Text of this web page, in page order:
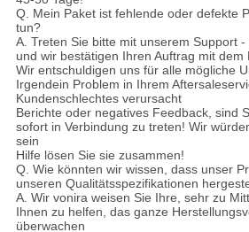
Q. Mein Paket ist fehlende oder defekte
tun?
A. Treten Sie bitte mit unserem Support -
und wir bestätigen Ihren Auftrag mit dem
Wir entschuldigen uns für alle mögliche
Irgendein Problem in Ihrem
Kundenschlechtes verursacht
Berichte oder negatives Feedback, sind
sofort in Verbindung zu treten! Wir
sein
Hilfe lösen Sie sie zusammen!
Q. Wie könnten wir wissen, dass unser
unseren Qualitätsspezifikationen
A. Wir vonira weisen Sie Ihre, sehr zu
Ihnen zu helfen, das ganze
überwachen